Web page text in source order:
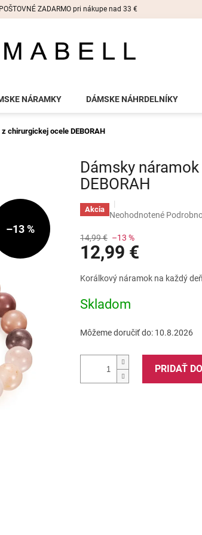
POŠTOVNÉ ZADARMO pri nákupe nad 33 €
NÁRAMKY DÁMSKE NÁHRDELNÍKY
chirurgickej ocele DEBORAH
Dámsky
DEBORAH
Akcia
Priemerné
produktu
je
0,0
5
Neohodnotené
–13 %
14,99 € –13 %
12,99 €
cena:
Korálkový náramok na každý
Skladom
Môžeme doručiť do: 10.8.2026
PRIDAŤ